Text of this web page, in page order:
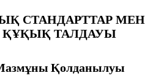
СТАНДАРТТАР МЕН
ТАЛДАУЫ
Қолданылуы